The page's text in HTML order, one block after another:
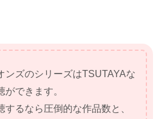
ンズのシリーズはTSUTAYAな
ができます。
るなら圧倒的な作品数と、